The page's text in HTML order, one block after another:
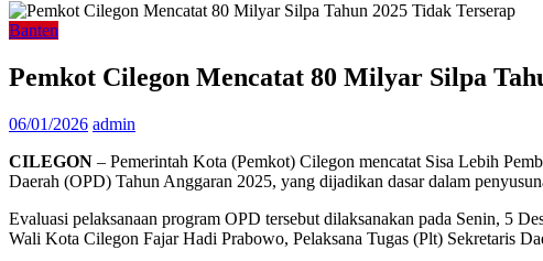
Banten
Pemkot Cilegon Mencatat 80 Milyar Silpa
06/01/2026 admin
CILEGON – Pemerintah Kota (Pemkot) Cilegon mencatat Sisa Lebih
Daerah (OPD) Tahun Anggaran 2025, yang dijadikan dasar dalam
Evaluasi pelaksanaan program OPD tersebut dilaksanakan pada Senin, 5
Wali Kota Cilegon Fajar Hadi Prabowo, Pelaksana Tugas (Plt) Sekretaris